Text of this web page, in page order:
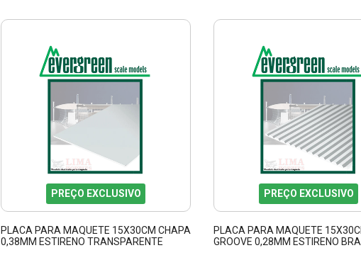
PREÇO EXCLUSIVO
PLACA PARA MAQUETE 15X30CM CHAPA
0,38MM ESTIRENO TRANSPARENTE
PREÇO EXCLUSIVO
PLACA PARA MAQUETE
GROOVE 0,28MM ESTIRENO